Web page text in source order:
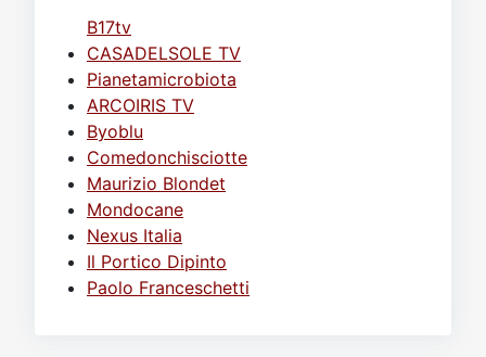
B17tv
CASADELSOLE TV
Pianetamicrobiota
ARCOIRIS TV
Byoblu
Comedonchisciotte
Maurizio Blondet
Mondocane
Nexus Italia
Il Portico Dipinto
Paolo Franceschetti